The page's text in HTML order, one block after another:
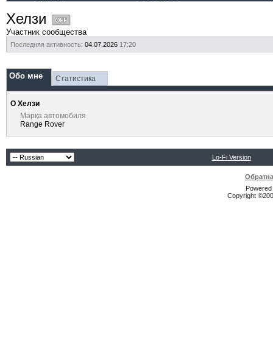
Хелзи
Участник сообщества
Последняя активность: 04.07.2026 17:20
Обо мне Статистика
О Хелзи
Марка автомобиля
Range Rover
Lo-Fi Version
Copyright